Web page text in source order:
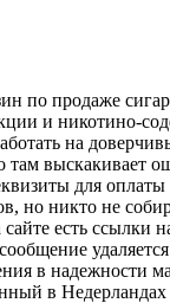
по продаже
и никотино-
на
там выскакивает
для
но никто не
сайте есть
сообщение
в надежности
в